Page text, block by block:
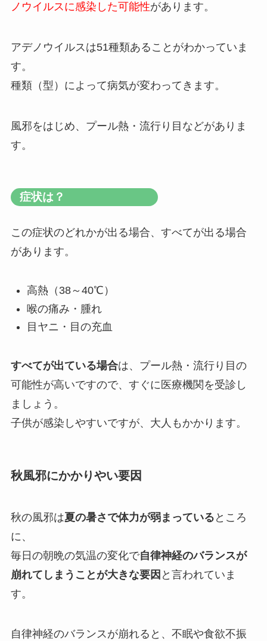
ノウイルスに感染した可能性があります。
アデノウイルスは51種類あることがわかっていま
す。
種類（型）によって病気が変わってきます。
風邪をはじめ、プール熱・流行り目などがありま
す。
症状は？
この症状のどれかが出る場合、すべてが出る場合
があります。
高熱（38～40℃）
喉の痛み・腫れ
目ヤニ・目の充血
すべてが出ている場合は、プール熱・流行り目の
可能性が高いですので、すぐに医療機関を受診し
ましょう。
子供が感染しやすいですが、大人もかかります。
秋風邪にかかりやい要因
秋の風邪は夏の暑さで体力が弱まっている ところ
に、
毎日の朝晩の気温の変化で自律神経のバランスが
崩れてしまうことが大きな要因 と言われていま
す。
自律神経のバランスが崩れると、不眠や食欲不振